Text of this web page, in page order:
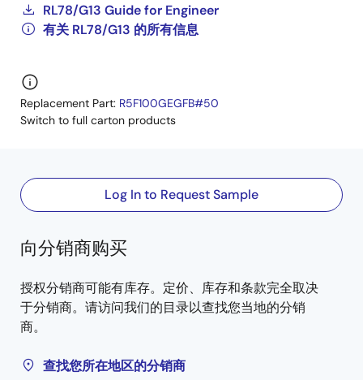
RL78/G13 Guide for Engineer
有关 RL78/G13 的所有信息
Replacement Part: R5F100GEGFB#50
Switch to full carton products
Log In to Request Sample
向分销商购买
授权分销商可能有库存。定价、库存和条款完全取决
于分销商。请访问我们的目录以查找您当地的分销
商。
查找您所在地区的分销商